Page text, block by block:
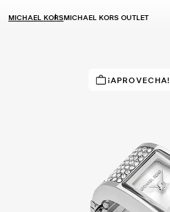
MICHAEL KORSMICHAEL KORS OUTLET
¡APROVECHA!